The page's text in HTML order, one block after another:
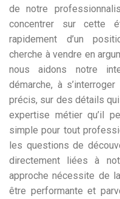
de notre
concentrer sur cette
rapidement d’un
cherche à vendre en
nous aidons notre
démarche, à
précis, sur des détails
expertise métier qu’il
simple pour tout
les questions de
directement liées à
approche nécessite de
être performante et